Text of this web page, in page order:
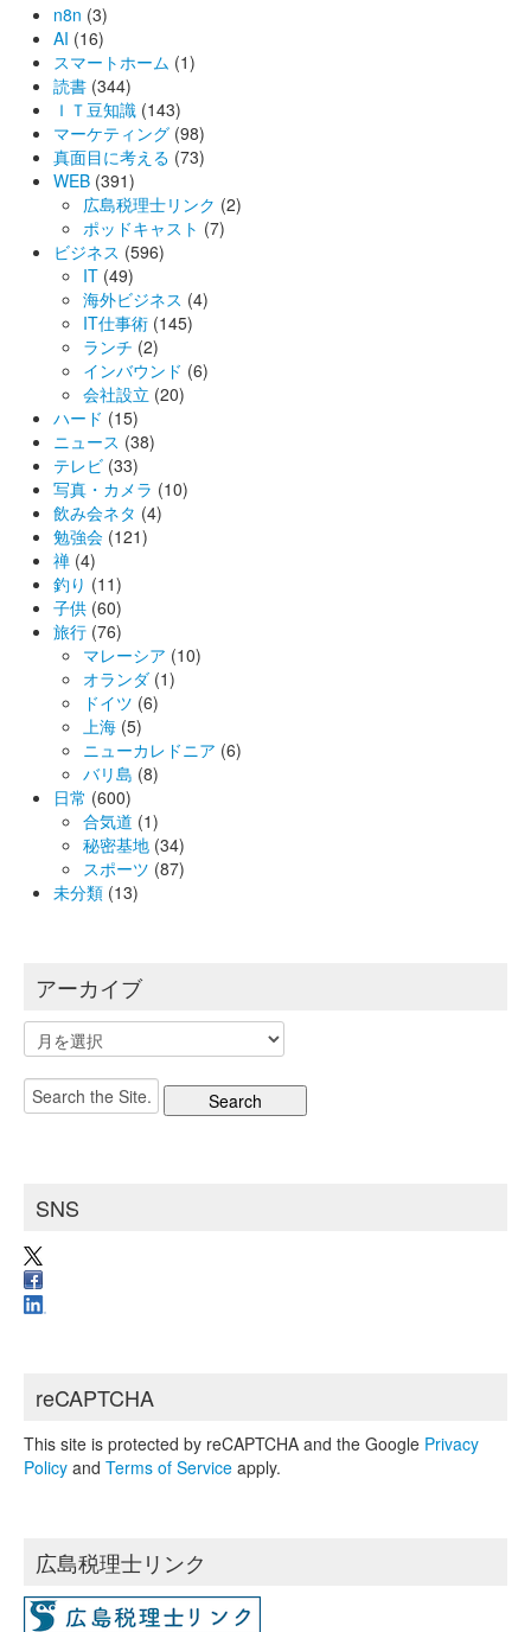
n8n (3)
AI (16)
スマートホーム (1)
読書 (344)
ＩＴ豆知識 (143)
マーケティング (98)
真面目に考える (73)
WEB (391)
広島税理士リンク (2)
ポッドキャスト (7)
ビジネス (596)
IT (49)
海外ビジネス (4)
IT仕事術 (145)
ランチ (2)
インバウンド (6)
会社設立 (20)
ハード (15)
ニュース (38)
テレビ (33)
写真・カメラ (10)
飲み会ネタ (4)
勉強会 (121)
禅 (4)
釣り (11)
子供 (60)
旅行 (76)
マレーシア (10)
オランダ (1)
ドイツ (6)
上海 (5)
ニューカレドニア (6)
バリ島 (8)
日常 (600)
合気道 (1)
秘密基地 (34)
スポーツ (87)
未分類 (13)
アーカイブ
ア
ー
カ
イ
Search
for:
SNS
reCAPTCHA
This site is protected by reCAPTCHA and the Google Privacy
Policy and Terms of Service apply.
広島税理士リンク